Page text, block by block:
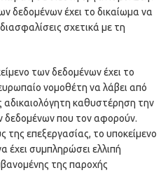
δεδομένων έχει το δικαίωμα να
σχετικά με τη
των δεδομένων έχει το
νομοθέτη να λάβει από
αδικαιολόγητη καθυστέρηση την
που τον αφορούν.
επεξεργασίας, το υποκείμενο
έχει συμπληρώσει ελλιπή
της παροχής